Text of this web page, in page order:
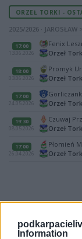
Information
ORZEŁ TORKI -
2025/2026 · JAROSŁAW
17:00
13.06.2026
Fenix
Orzeł
18:00
03.06.2026
Promyk
Orzeł
17:00
24.05.2026
Orzeł
19:30
08.05.2026
Czuwaj
Orzeł
17:00
26.04.2026
Płomień
Orzeł
Mecz Czuwaj
Spotkanie pomiędzy
zostanie w ramach